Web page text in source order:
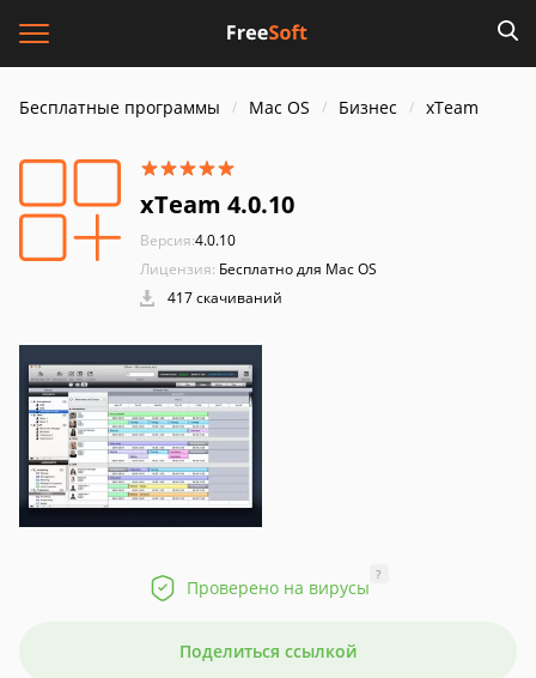
Бесплатные программы Mac OS Бизнес xTeam
xTeam 4.0.10
Версия:4.0.10
Лицензия: Бесплатно для Mac OS
417 скачиваний
Проверено на вирусы
?
Поделиться ссылкой